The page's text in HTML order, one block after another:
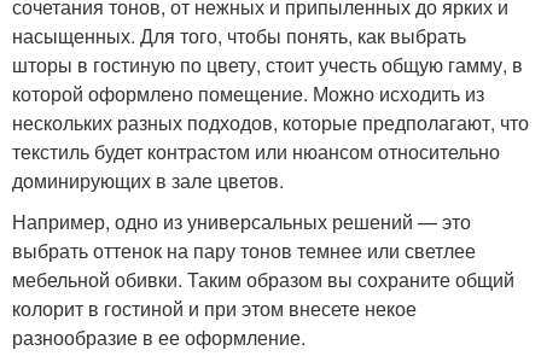
сочетания тонов, от нежных и припыленных до ярких и
насыщенных. Для того, чтобы понять, как выбрать
шторы в гостиную по цвету, стоит учесть общую гамму, в
которой оформлено помещение. Можно исходить из
нескольких разных подходов, которые предполагают, что
текстиль будет контрастом или нюансом относительно
доминирующих в зале цветов.
Например, одно из универсальных решений — это
выбрать оттенок на пару тонов темнее или светлее
мебельной обивки. Таким образом вы сохраните общий
колорит в гостиной и при этом внесете некое
разнообразие в ее оформление.